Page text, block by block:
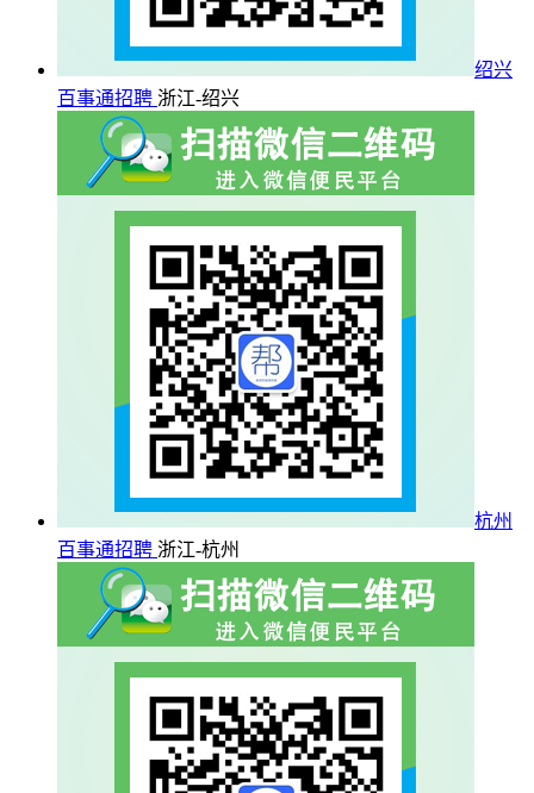
绍兴
百事通招聘 浙江-绍兴
杭州
百事通招聘 浙江-杭州